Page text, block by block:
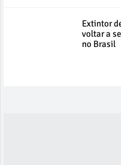
Extintor
voltar a
no Brasil